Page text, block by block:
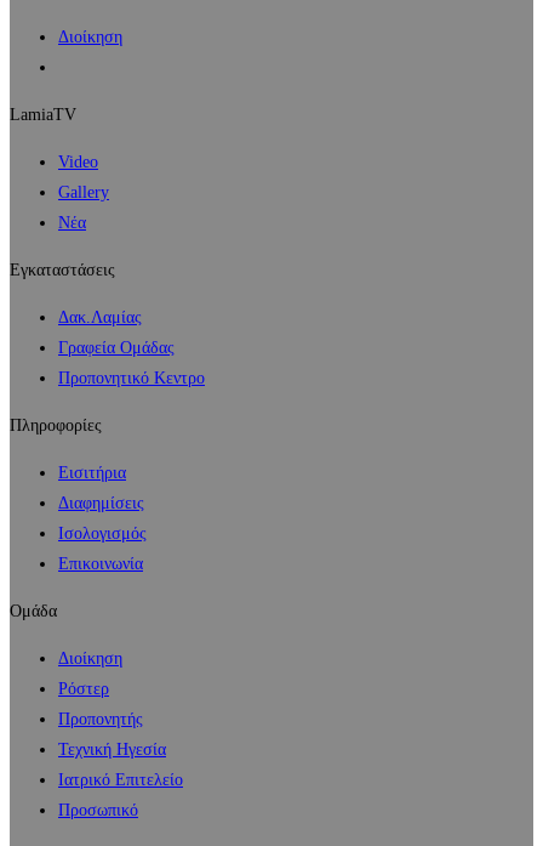
Διοίκηση
LamiaTV
Video
Gallery
Νέα
Εγκαταστάσεις
Δακ.Λαμίας
Γραφεία Ομάδας
Προπονητικό Κεντρο
Πληροφορίες
Εισιτήρια
Διαφημίσεις
Ισολογισμός
Επικοινωνία
Ομάδα
Διοίκηση
Ρόστερ
Προπονητής
Τεχνική Ηγεσία
Ιατρικό Επιτελείο
Προσωπικό